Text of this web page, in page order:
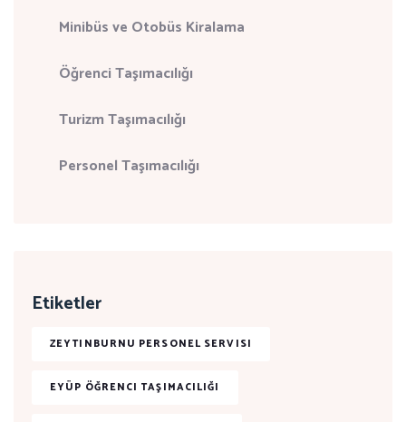
Minibüs ve Otobüs Kiralama
Öğrenci Taşımacılığı
Turizm Taşımacılığı
Personel Taşımacılığı
Etiketler
ZEYTINBURNU PERSONEL SERVISI
EYÜP ÖĞRENCI TAŞIMACILIĞI